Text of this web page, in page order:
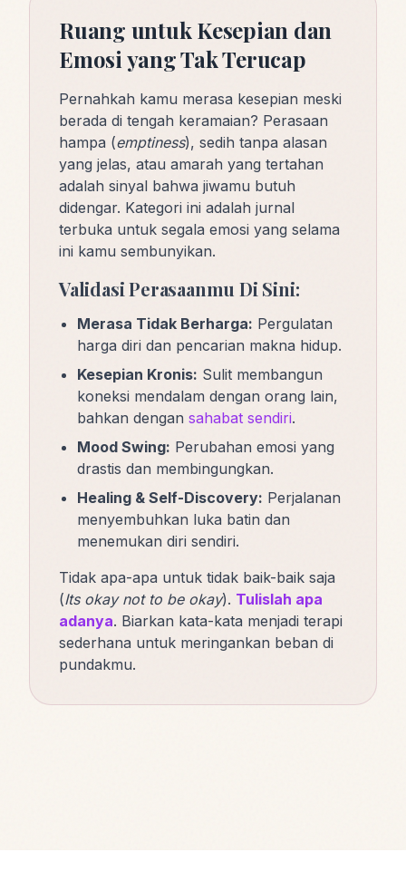
Ruang untuk Kesepian dan
Emosi yang Tak Terucap
Pernahkah kamu merasa kesepian meski
berada di tengah keramaian? Perasaan
hampa (emptiness), sedih tanpa alasan
yang jelas, atau amarah yang tertahan
adalah sinyal bahwa jiwamu butuh
didengar. Kategori ini adalah jurnal
terbuka untuk segala emosi yang selama
ini kamu sembunyikan.
Validasi Perasaanmu Di Sini:
Merasa Tidak Berharga: Pergulatan
harga diri dan pencarian makna hidup.
Kesepian Kronis: Sulit membangun
koneksi mendalam dengan orang lain,
bahkan dengan sahabat sendiri.
Mood Swing: Perubahan emosi yang
drastis dan membingungkan.
Healing & Self-Discovery: Perjalanan
menyembuhkan luka batin dan
menemukan diri sendiri.
Tidak apa-apa untuk tidak baik-baik saja
(Its okay not to be okay). Tulislah apa
adanya. Biarkan kata-kata menjadi terapi
sederhana untuk meringankan beban di
pundakmu.